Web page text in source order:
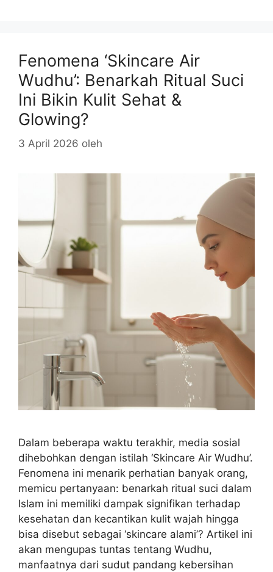
Fenomena ‘Skincare Air
Wudhu’: Benarkah Ritual Suci
Ini Bikin Kulit Sehat &
Glowing?
3 April 2026 oleh
Dalam beberapa waktu terakhir, media sosial
dihebohkan dengan istilah ‘Skincare Air Wudhu’.
Fenomena ini menarik perhatian banyak orang,
memicu pertanyaan: benarkah ritual suci dalam
Islam ini memiliki dampak signifikan terhadap
kesehatan dan kecantikan kulit wajah hingga
bisa disebut sebagai ‘skincare alami’? Artikel ini
akan mengupas tuntas tentang Wudhu,
manfaatnya dari sudut pandang kebersihan